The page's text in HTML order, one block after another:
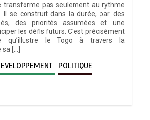
transforme pas seulement au rythme
Il se construit dans la durée, par des
des priorités assumées et une
les défis futurs. C’est précisément
qu’illustre le Togo à travers la
sa […]
POLITIQUE